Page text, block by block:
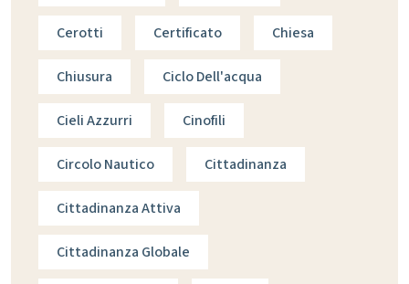
Cerotti Certificato Chiesa
Chiusura Ciclo Dell'acqua
Cieli Azzurri Cinofili
Circolo Nautico Cittadinanza
Cittadinanza Attiva
Cittadinanza Globale